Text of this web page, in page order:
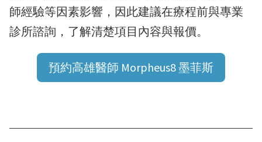
師經驗等因素影響，因此建議在療程前與專業
診所諮詢，了解清楚項目內容與報價。
預約高雄醫師 Morpheus8 墨菲斯